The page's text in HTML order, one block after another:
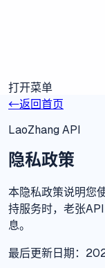
打开菜单
←返回首页
LaoZhang API
隐私政策
本隐私政策说明您
持服务时，老张
息。
最后更新日期：